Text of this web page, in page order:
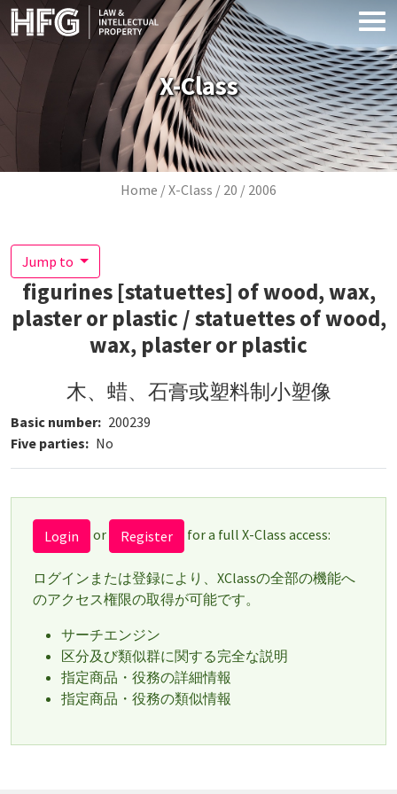
Skip to main content
X-Class
Breadcrumb
Home X-Class 20 2006
Jump to
figurines [statuettes] of wood, wax,
plaster or plastic / statuettes of wood,
wax, plaster or plastic
木、蜡、石膏或塑料制小塑像
Basic number
200239
Five parties
No
Login or Register for a full X-Class access:
ログインまたは登録により、XClassの全部の機能へ
のアクセス権限の取得が可能です。
サーチエンジン
区分及び類似群に関する完全な説明
指定商品・役務の詳細情報
指定商品・役務の類似情報